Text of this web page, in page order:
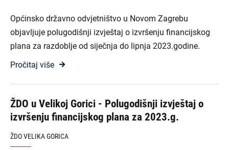
Općinsko državno odvjetništvo u Novom Zagrebu
objavljuje polugodišnji izvještaj o izvršenju financijskog
plana za razdoblje od siječnja do lipnja 2023.godine.
Pročitaj više
ŽDO u Velikoj Gorici - Polugodišnji izvještaj o
izvršenju financijskog plana za 2023.g.
ŽDO VELIKA GORICA